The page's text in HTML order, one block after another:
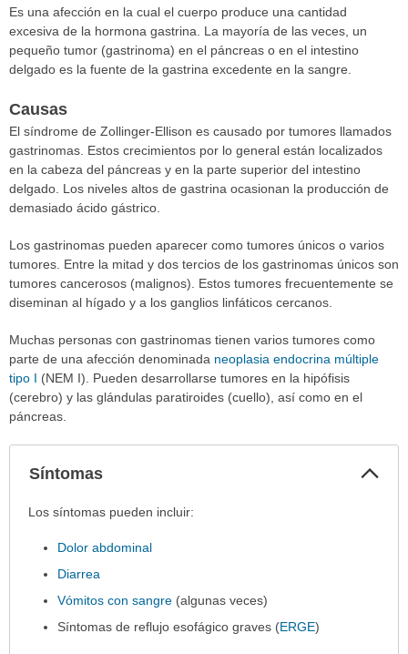
Es una afección en la cual el cuerpo produce una cantidad
excesiva de la hormona gastrina. La mayoría de las veces, un
pequeño tumor (gastrinoma) en el páncreas o en el intestino
delgado es la fuente de la gastrina excedente en la sangre.
Causas
El síndrome de Zollinger-Ellison es causado por tumores llamados
gastrinomas. Estos crecimientos por lo general están localizados
en la cabeza del páncreas y en la parte superior del intestino
delgado. Los niveles altos de gastrina ocasionan la producción de
demasiado ácido gástrico.
Los gastrinomas pueden aparecer como tumores únicos o varios
tumores. Entre la mitad y dos tercios de los gastrinomas únicos son
tumores cancerosos (malignos). Estos tumores frecuentemente se
diseminan al hígado y a los ganglios linfáticos cercanos.
Muchas personas con gastrinomas tienen varios tumores como
parte de una afección denominada neoplasia endocrina múltiple
tipo I (NEM I). Pueden desarrollarse tumores en la hipófisis
(cerebro) y las glándulas paratiroides (cuello), así como en el
páncreas.
Síntomas
Síntomas
extendido.
Los síntomas pueden incluir:
Dolor abdominal
Diarrea
Vómitos con sangre (algunas veces)
Síntomas de reflujo esofágico graves (ERGE)